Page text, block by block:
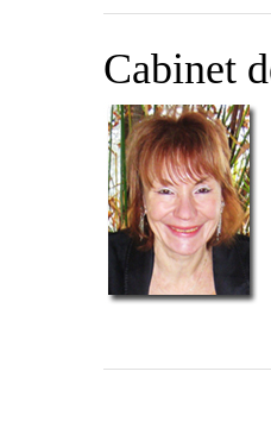
Cabinet